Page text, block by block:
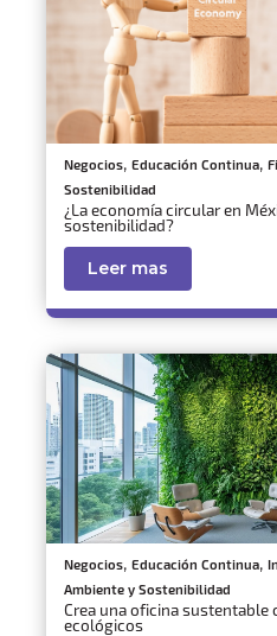
Negocios, Educación Continua,
Sostenibilidad
¿La economía circular en
sostenibilidad?
Leer mas
Negocios, Educación Continua,
Ambiente y Sostenibilidad
Crea una oficina sustentable
ecológicos